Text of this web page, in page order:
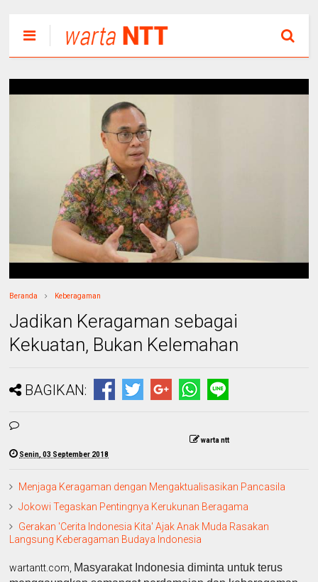
Beranda Keberagaman
Jadikan Keragaman sebagai
Kekuatan, Bukan Kelemahan
BAGIKAN:
warta ntt
Senin, 03 September 2018
Menjaga Keragaman dengan Mengaktualisasikan Pancasila
Jokowi Tegaskan Pentingnya Kerukunan Beragama
Gerakan 'Cerita Indonesia Kita' Ajak Anak Muda Rasakan
Langsung Keberagaman Budaya Indonesia
wartantt.com, Masyarakat Indonesia diminta untuk terus